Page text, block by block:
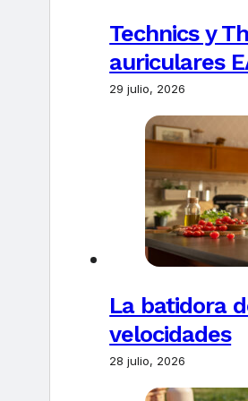
Technics y
auriculares
29 julio, 2026
La batidora
velocidades
28 julio, 2026